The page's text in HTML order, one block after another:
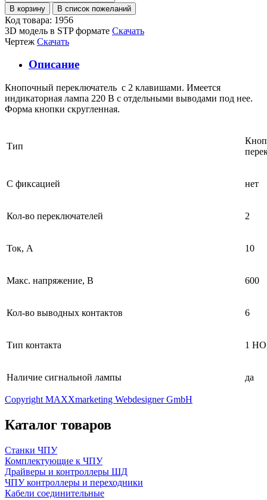
Код товара: 1956
3D модель в STP формате Скачать
Чертеж Скачать
Описание
Кнопочный переключатель с 2 клавишами. Имеется
индикаторная лампа 220 В с отдельными выводами под нее.
Форма кнопки скругленная.
Тип
С фиксацией нет
Кол-во переключателей 2
Ток, А 10
Макс. напряжение, В 600
Кол-во выводных контактов 6
Тип контакта 1
Наличие сигнальной лампы да
Copyright MAXXmarketing Webdesigner GmbH
Каталог товаров
Станки ЧПУ
Комплектующие к ЧПУ
Драйверы и контроллеры ШД
ЧПУ контроллеры и переходники
Кабели соединительные